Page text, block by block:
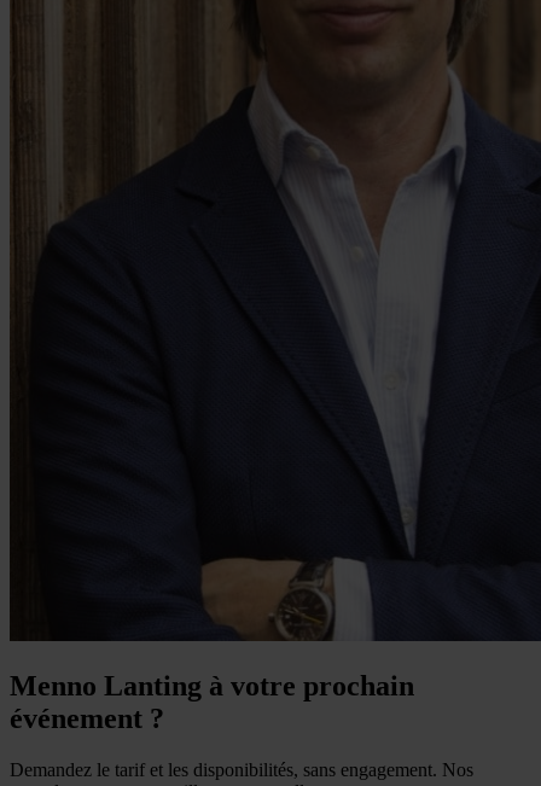
Menno Lanting à votre prochain
événement ?
Demandez le tarif et les disponibilités, sans engagement. Nos